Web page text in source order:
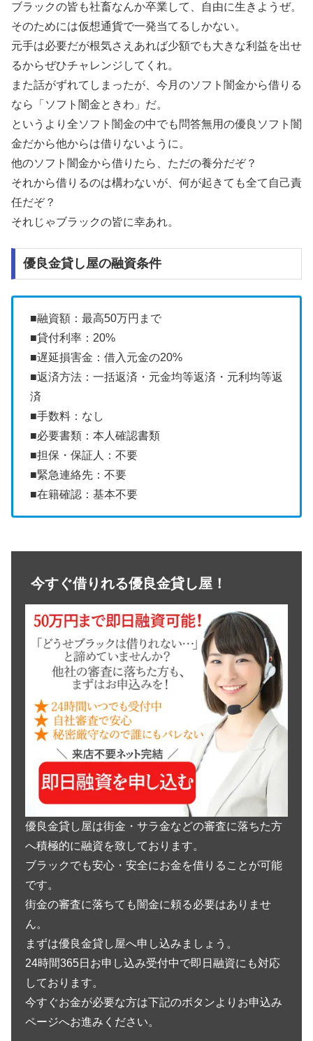
ブラックの皆も社畜なんか卒業して、自由に生きようぜ。
そのためには仮想通貨で一発当てるしかない。
元手は必要だが根気さえあれば少額でも大きな利益を出せ
るからぜひチャレンジしてくれ。
また話がずれてしまったが、今月のソフト闇金から借りる
なら「ソフト闇金ときわ」だ。
というより全ソフト闇金の中でも問答無用の優良ソフト闇
金だから他からは借りないように。
他のソフト闇金から借りたら、ただの養分だぞ？
それから借りるのは構わないが、何が起きても全て自己責
任だぞ？
それじゃブラックの皆に幸あれ。
優良金貸し屋の融資条件
■融資額：最高50万円まで
■貸付利率：20%
■遅延損害金：借入元金の20%
■返済方法：一括返済・元金均等返済・元利均等返
済
■手数料：なし
■必要書類：本人確認書類
■担保・保証人：不要
■緊急連絡先：不要
■在籍確認：基本不要
今すぐ借りれる優良金貸し屋！
優良金貸し屋は街金・サラ金などの審査に落ちた方
へ積極的に融資を致しております。
ブラックでも安心・安全にお金を借りることが可能
です。
街金の審査に落ちても闇金に頼る必要はありませ
ん。
まずは優良金貸し屋へ申し込みましょう。
24時間365日お申し込み受付中で即日融資にも対応
しております。
今すぐお金が必要な方は下記のボタンよりお申込み
ページへお進みください。